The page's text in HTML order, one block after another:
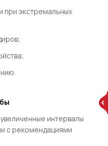
при экстремальных
интервалы
с рекомендациями